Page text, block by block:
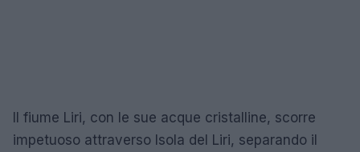
Il fiume Liri, con le sue acque cristalline, scorre
impetuoso attraverso Isola del Liri, separando il